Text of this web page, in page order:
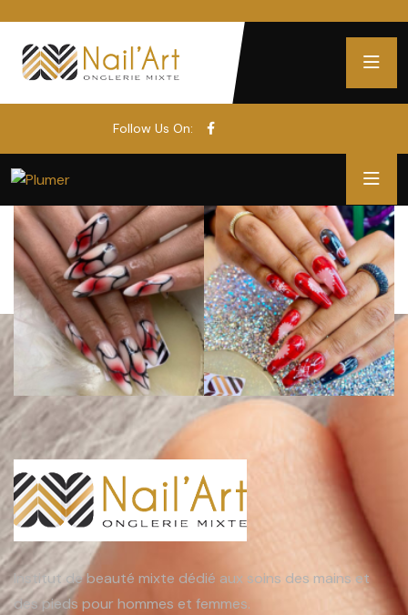
Follow Us On:
Institut de beauté mixte dédié aux soins des mains et
des pieds pour hommes et femmes.